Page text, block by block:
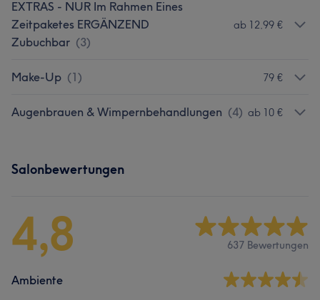
EXTRAS - NUR Im Rahmen Eines
Zeitpaketes ERGÄNZEND
Zubuchbar (3)
ab 12,99 €
Make-Up (1) 79 €
Augenbrauen & Wimpernbehandlungen (4) ab 10 €
Salonbewertungen
4,8 637 Bewertungen
Ambiente